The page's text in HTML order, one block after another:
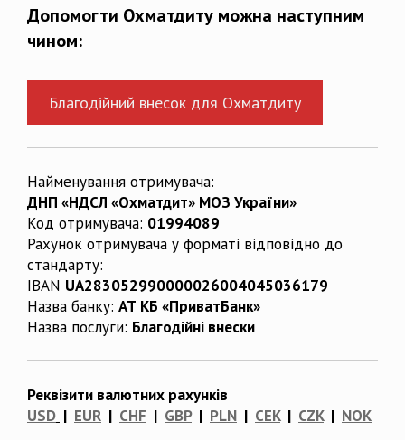
Допомогти Охматдиту можна наступним
чином:
Благодійний внесок для Охматдиту
Найменування отримувача:
ДНП «НДСЛ «Охматдит» МОЗ України»
Код отримувача: 01994089
Рахунок отримувача у форматі відповідно до
стандарту:
IBAN UA283052990000026004045036179
Назва банку: АТ КБ «ПриватБанк»
Назва послуги: Благодійні внески
Реквізити валютних рахунків
USD | EUR | CHF | GBP| PLN | CEK| CZK| NOK